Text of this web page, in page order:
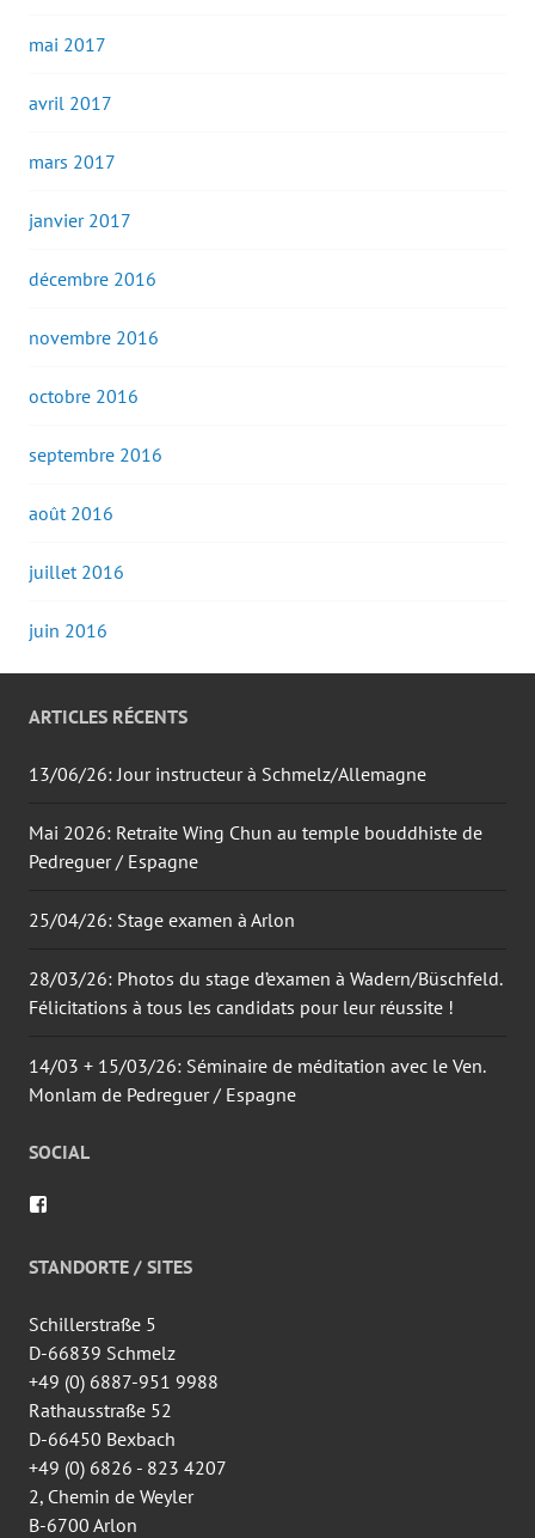
mai 2017
avril 2017
mars 2017
janvier 2017
décembre 2016
novembre 2016
octobre 2016
septembre 2016
août 2016
juillet 2016
juin 2016
ARTICLES RÉCENTS
13/06/26: Jour instructeur à Schmelz/Allemagne
Mai 2026: Retraite Wing Chun au temple bouddhiste de
Pedreguer / Espagne
25/04/26: Stage examen à Arlon
28/03/26: Photos du stage d’examen à Wadern/Büschfeld.
Félicitations à tous les candidats pour leur réussite !
14/03 + 15/03/26: Séminaire de méditation avec le Ven.
Monlam de Pedreguer / Espagne
SOCIAL
de
wingtsun.arlon
Facebook
STANDORTE / SITES
Schillerstraße 5
D-66839 Schmelz
+49 (0) 6887-951 9988
Rathausstraße 52
D-66450 Bexbach
+49 (0) 6826 - 823 4207
2, Chemin de Weyler
B-6700 Arlon